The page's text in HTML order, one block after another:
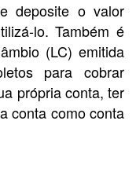
deposite o valor
lo. Também é
(LC) emitida
para cobrar
própria conta, ter
conta como conta